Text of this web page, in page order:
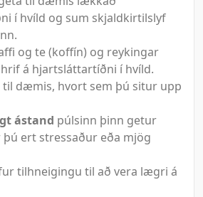
í hvíld og sum skjaldkirtilslyf
og te (koffín) og reykingar
á hjartsláttartíðni í hvíld.
til dæmis, hvort sem þú situr upp
ástand púlsinn þinn getur
ert stressaður eða mjög
tilhneigingu til að vera lægri á